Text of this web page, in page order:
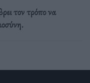
τον τρόπο να